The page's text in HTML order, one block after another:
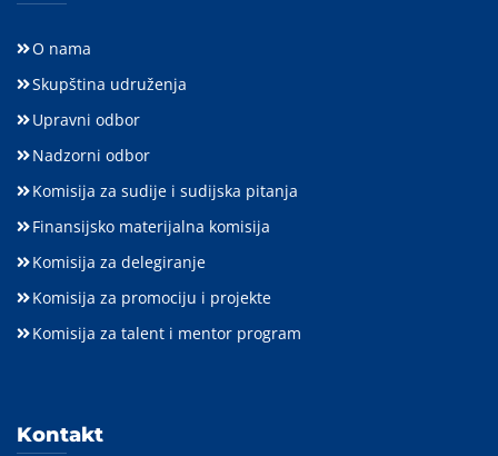
O nama
Skupština udruženja
Upravni odbor
Nadzorni odbor
Komisija za sudije i sudijska pitanja
Finansijsko materijalna komisija
Komisija za delegiranje
Komisija za promociju i projekte
Komisija za talent i mentor program
Kontakt